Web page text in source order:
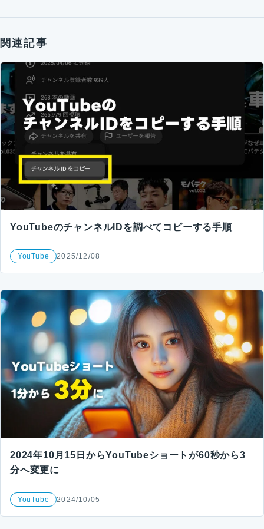
関連記事
YouTubeのチャンネルIDを調べてコピーする手順
YouTube 2025/12/08
2024年10月15日からYouTubeショートが60秒から3
分へ変更に
YouTube 2024/10/05